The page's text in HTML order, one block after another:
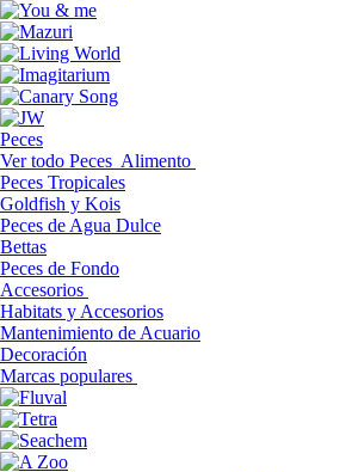
Peces
Ver todo Peces Alimento
Peces Tropicales
Goldfish y Kois
Peces de Agua Dulce
Bettas
Peces de Fondo
Accesorios
Habitats y Accesorios
Mantenimiento de Acuario
Decoración
Marcas populares